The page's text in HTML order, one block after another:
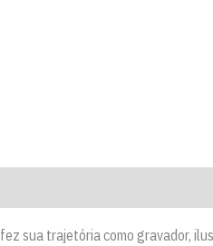
fez sua trajetória como gravador,